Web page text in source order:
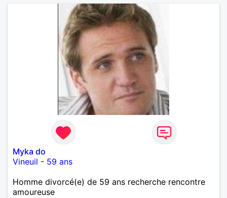
Myka do
Vineuil - 59 ans
Homme divorcé(e) de 59 ans recherche rencontre
amoureuse